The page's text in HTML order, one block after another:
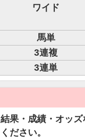
ワイド
馬単
3連複
3連単
結果・成績・オッ
ください。